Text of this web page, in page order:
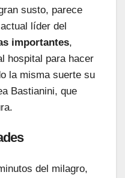
susto, parece
líder del
importantes,
hospital para hacer
la misma suerte su
Bastianini, que
del milagro,